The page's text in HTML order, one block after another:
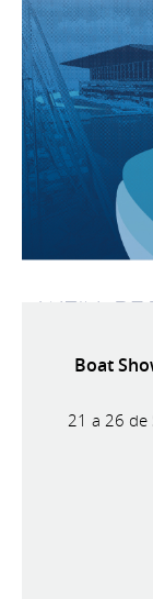
Boat
21 a 26 de